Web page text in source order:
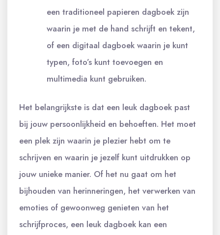
een traditioneel papieren dagboek zijn
waarin je met de hand schrijft en tekent,
of een digitaal dagboek waarin je kunt
typen, foto’s kunt toevoegen en
multimedia kunt gebruiken.
Het belangrijkste is dat een leuk dagboek past
bij jouw persoonlijkheid en behoeften. Het moet
een plek zijn waarin je plezier hebt om te
schrijven en waarin je jezelf kunt uitdrukken op
jouw unieke manier. Of het nu gaat om het
bijhouden van herinneringen, het verwerken van
emoties of gewoonweg genieten van het
schrijfproces, een leuk dagboek kan een